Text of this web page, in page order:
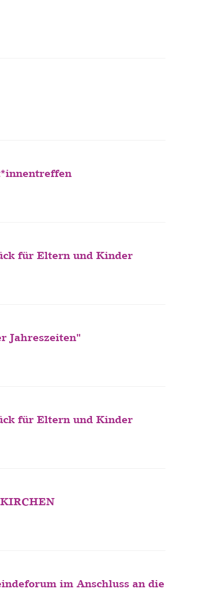
für Eltern und Kinder
Jahreszeiten"
für Eltern und Kinder
im Anschluss an die